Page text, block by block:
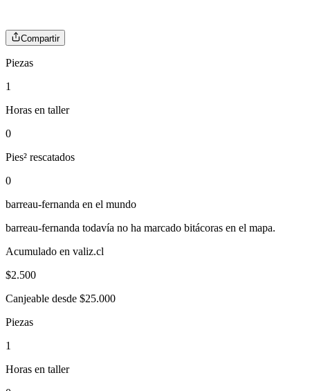
Compartir
Piezas
1
Horas en taller
0
Pies² rescatados
0
barreau-fernanda en el mundo
barreau-fernanda todavía no ha marcado bitácoras en el mapa.
Acumulado en valiz.cl
$2.500
Canjeable desde $25.000
Piezas
1
Horas en taller